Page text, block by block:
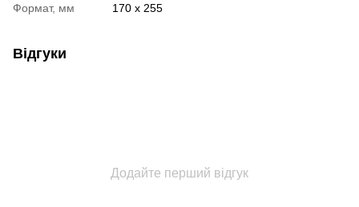
Формат, мм
170 x 255
Відгуки
Додайте перший відгук